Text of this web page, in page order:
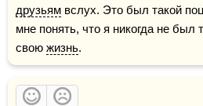
друзьям вслух. Это был такой
мне понять, что я никогда не был
свою жизнь.